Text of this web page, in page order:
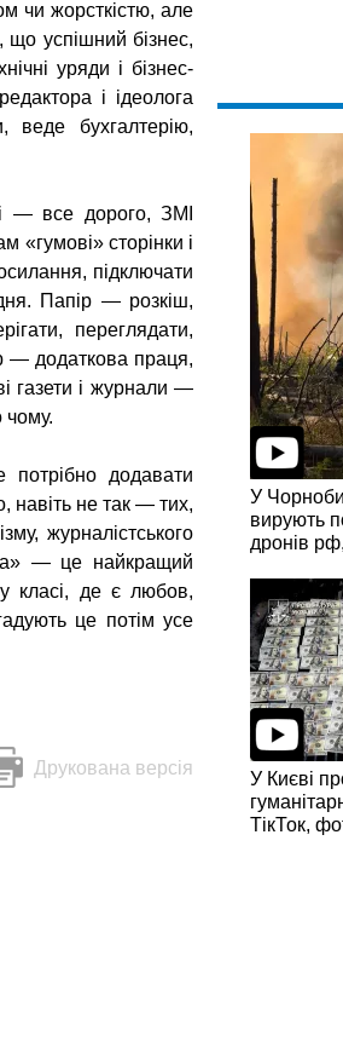
чи жорсткістю, але
що успішний бізнес,
уряди і бізнес-
і ідеолога
веде бухгалтерію,
— все дорого, ЗМІ
сторінки і
підключати
Папір — розкіш,
переглядати,
— додаткова праця,
газети і журнали —
чому.
додавати
навіть не так — тих,
журналістського
— це найкращий
класі, де є любов,
це потім усе
Друкована версія
У
вирують
дронів
У Києві
ТікТок,